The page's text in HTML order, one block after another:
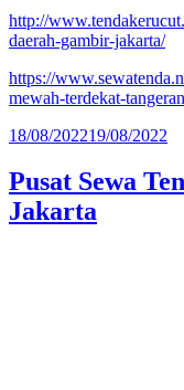
http://
daerah-gambir-jakarta/
https://
mewah-terdekat-
Diposkan
18/08/202219/08/2022
Pusat Sewa
Jakarta